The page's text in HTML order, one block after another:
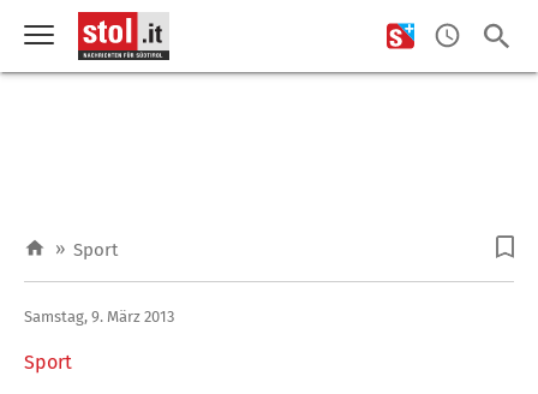
» Sport
Sport
Samstag, 9. März 2013